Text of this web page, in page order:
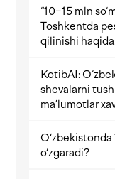
“10−15 mln
Toshkentda
qilinishi
KotibAI:
shevalarni
ma’lumotlar
o‘zgaradi?